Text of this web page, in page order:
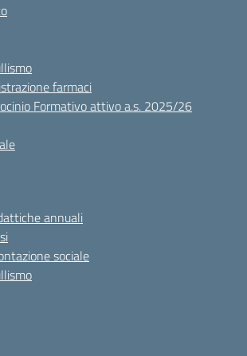
farmaci
Formativo attivo a.s. 2025/26
annuali
sociale